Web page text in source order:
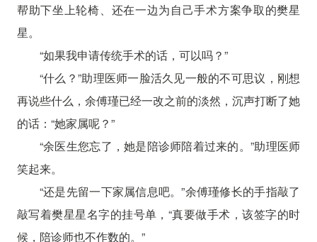
帮助下坐上轮椅、还在一边为自己手术方案争取的樊星
星。
“如果我申请传统手术的话，可以吗？”
“什么？”助理医师一脸活久见一般的不可思议，刚想
再说些什么，余傅瑾已经一改之前的淡然，沉声打断了她
的话：“她家属呢？”
“余医生您忘了，她是陪诊师陪着过来的。”助理医师
笑起来。
“还是先留一下家属信息吧。”余傅瑾修长的手指敲了
敲写着樊星星名字的挂号单，“真要做手术，该签字的时
候，陪诊师也不作数的。”